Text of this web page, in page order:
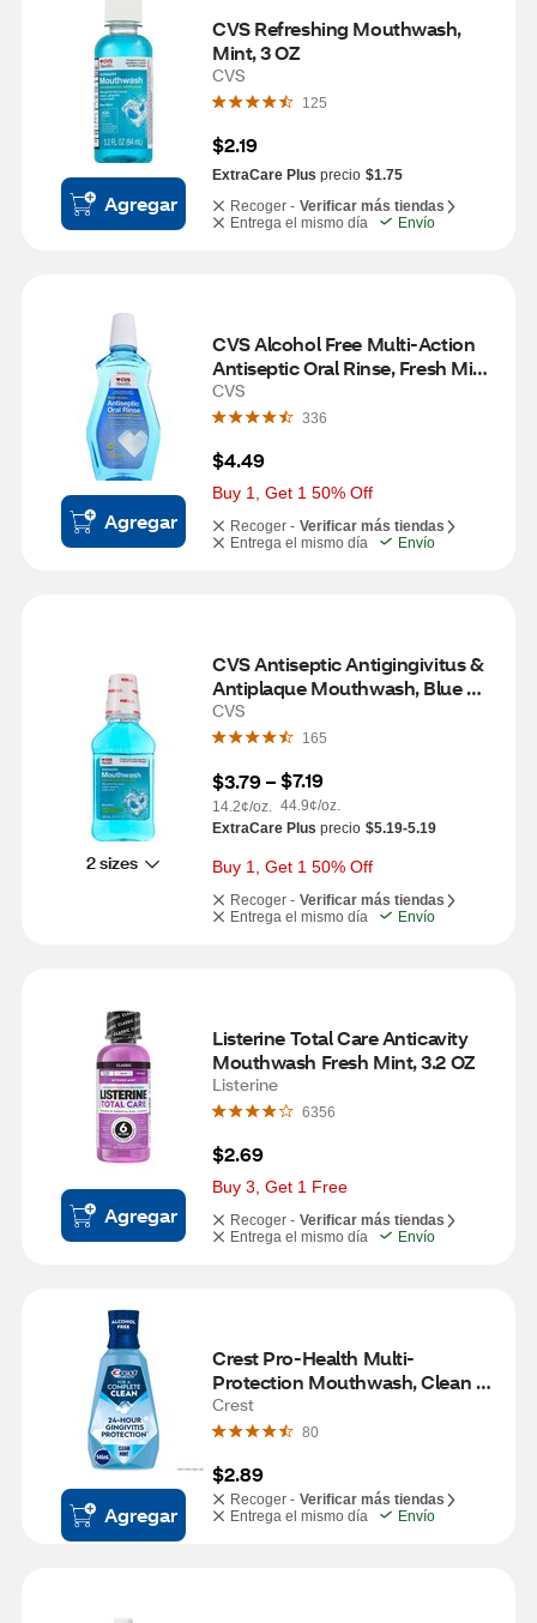
Agregar
CVS Refreshing Mouthwash,
Mint, 3 OZ
CVS
125
$2.19
ExtraCare Plus precio $1.75
Recoger - Verificar más tiendas
Entrega el mismo día
Envío
Agregar
CVS Alcohol Free Multi-Action
Antiseptic Oral Rinse, Fresh Mint,
1 L
CVS
336
$4.49
Buy 1, Get 1 50% Off
Recoger - Verificar más tiendas
Entrega el mismo día
Envío
2 sizes
CVS Antiseptic Antigingivitus &
Antiplaque Mouthwash, Blue
Mint, 8.5 OZ
CVS
165
$3.79 –
14.2¢/oz.
$7.19
44.9¢/oz.
ExtraCare Plus precio $5.19-5.19
Buy 1, Get 1 50% Off
Recoger - Verificar más tiendas
Entrega el mismo día
Envío
Agregar
Listerine Total Care Anticavity
Mouthwash Fresh Mint, 3.2 OZ
Listerine
6356
$2.69
Buy 3, Get 1 Free
Recoger - Verificar más tiendas
Entrega el mismo día
Envío
Agregar
Crest Pro-Health Multi-
Protection Mouthwash, Clean
Mint, 3.3 OZ
Crest
80
$2.89
Recoger - Verificar más tiendas
Entrega el mismo día
Envío